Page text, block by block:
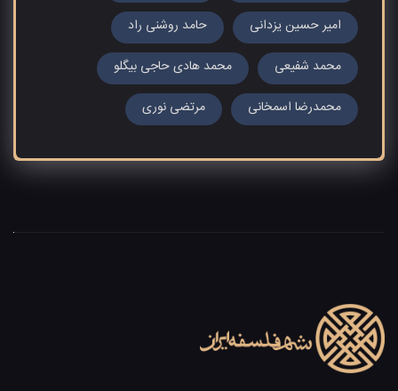
امیر حسین یزدانی حامد روشنی راد
محمد شفیعی محمد هادی حاجی بیگلو
محمدرضا اسمخانی مرتضی نوری